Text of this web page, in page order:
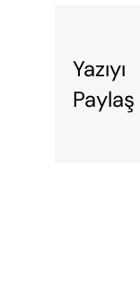
Yazıyı
Paylaş